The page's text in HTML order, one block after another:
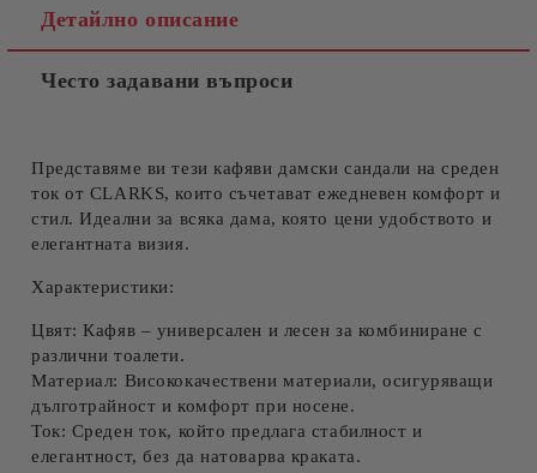
Детайлно описание
Често задавани въпроси
Представяме ви тези кафяви дамски сандали на среден
ток от CLARKS, които съчетаватежедневен комфорт и
стил. Идеални за всяка дама, която цени удобството и
елегантната визия.
Характеристики:
Цвят: Кафяв – универсален и лесен за комбиниране с
различни тоалети.
Материал: Висококачествени материали, осигуряващи
дълготрайност и комфорт при носене.
Ток: Среден ток, който предлага стабилност и
елегантност, без да натоварва краката.